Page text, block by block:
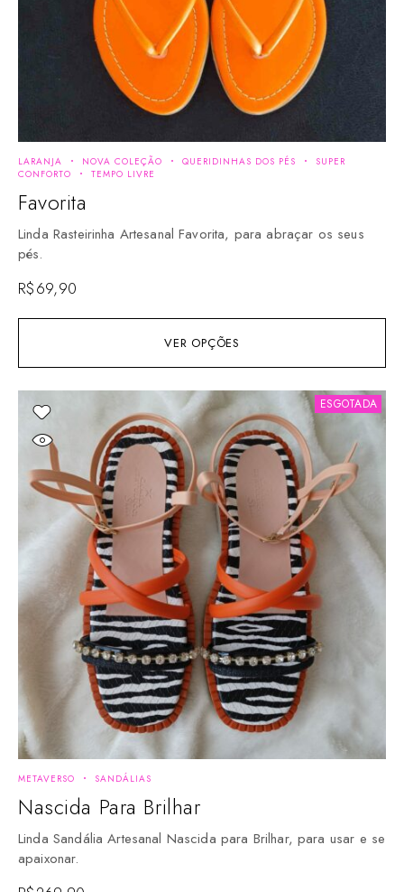
VER OPÇÕES
LARANJA NOVA COLEÇÃO QUERIDINHAS DOS PÉS
SUPER
CONFORTO
TEMPO LIVRE
Favorita
Linda Rasteirinha Artesanal Favorita, para abraçar os seus
pés.
R$69,90
ESGOTADA
METAVERSO SANDÁLIAS
Nascida Para Brilhar
Linda Sandália Artesanal Nascida para Brilhar, para usar e se
apaixonar.